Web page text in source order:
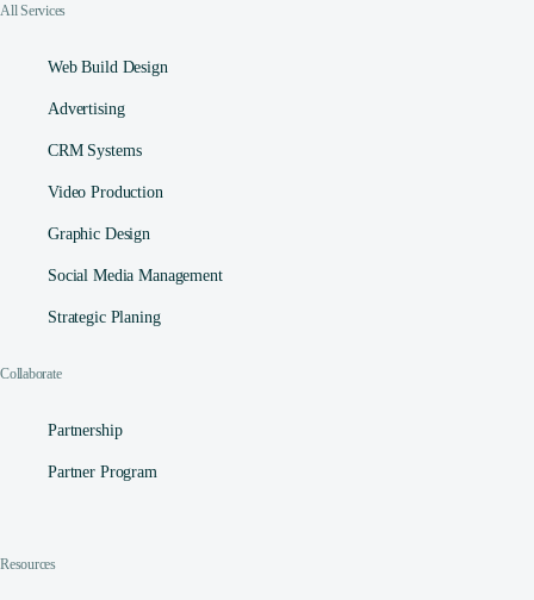
All Services
Web Build Design
Advertising
CRM Systems
Video Production
Graphic Design
Social Media Management​
Strategic Planing
Collaborate
Partnership
Partner Program
Resources